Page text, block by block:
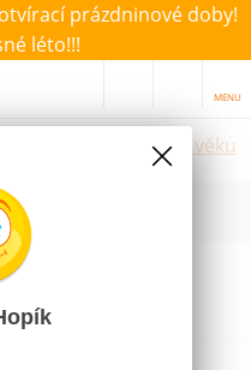
prázdninové doby!
léto!!!
MENU
Hračky dle věku
výrobce